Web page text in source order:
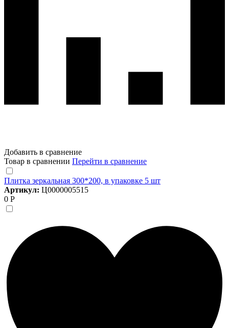
Добавить в сравнение
Товар в сравнении Перейти в сравнение
Плитка зеркальная 300*200, в упаковке 5 шт
Артикул: Ц0000005515
0 Р